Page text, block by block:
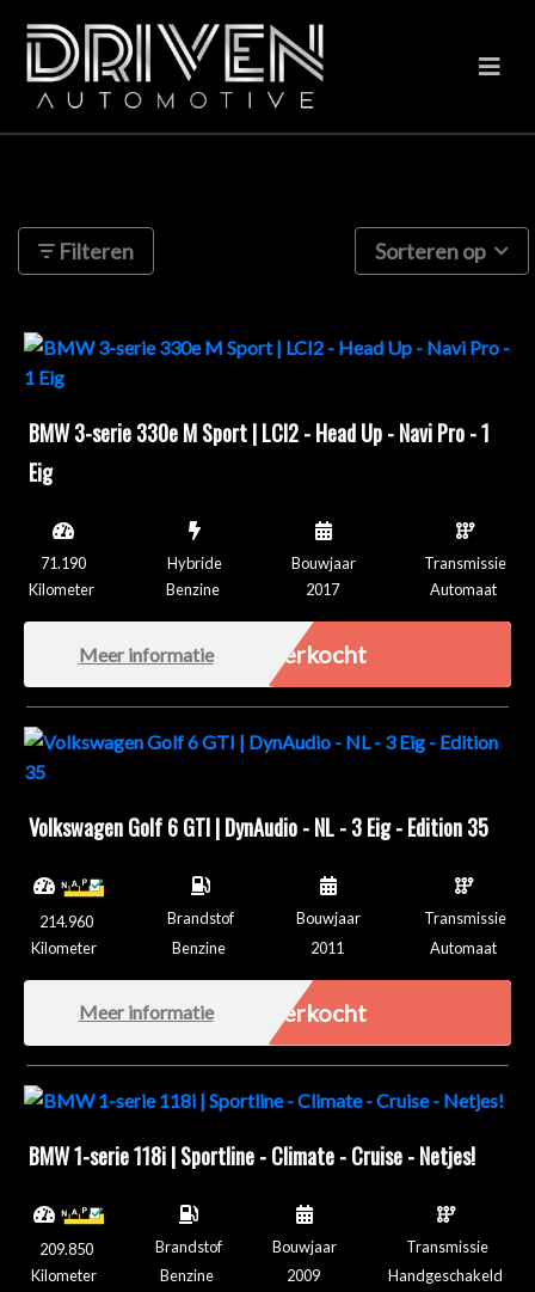
Filteren Sorteren op
BMW 3-serie 330e M Sport | LCI2 - Head Up - Navi Pro - 1
Eig
71.190
Kilometer
Hybride
Benzine
Bouwjaar
2017
Transmissie
Automaat
Meer informatie Verkocht
Volkswagen Golf 6 GTI | DynAudio - NL - 3 Eig - Edition 35
214.960
Kilometer
Brandstof
Benzine
Bouwjaar
2011
Transmissie
Automaat
Meer informatie Verkocht
BMW 1-serie 118i | Sportline - Climate - Cruise - Netjes!
209.850
Kilometer
Brandstof
Benzine
Bouwjaar
2009
Transmissie
Handgeschakeld